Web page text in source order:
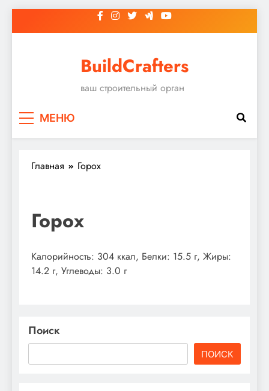
к
BuildCrafters
ваш строительный орган
МЕНЮ
Главная Горох
Горох
Калорийность: 304 ккал, Белки: 15.5 г, Жиры:
14.2 г, Углеводы: 3.0 г
Поиск
ПОИСК